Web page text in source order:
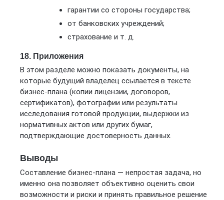
гарантии со стороны государства;
от банковских учреждений;
страхование и т. д.
18. Приложения
В этом разделе можно показать документы, на
которые будущий владелец ссылается в тексте
бизнес-плана (копии лицензии, договоров,
сертификатов), фотографии или результаты
исследования готовой продукции, выдержки из
нормативных актов или других бумаг,
подтверждающие достоверность данных.
Выводы
Составление бизнес-плана — непростая задача, но
именно она позволяет объективно оценить свои
возможности и риски и принять правильное решение